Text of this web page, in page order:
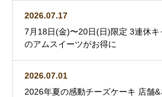
2026.07.17
7月18日(金)〜20日(日)限定 3連休
のアムスイーツがお得に
2026.07.01
2026年夏の感動チーズケーキ 店舗